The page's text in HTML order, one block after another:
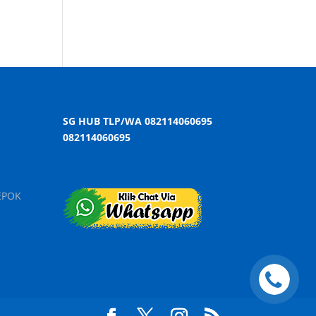
SG HUB TLP/WA 082114060695
082114060695